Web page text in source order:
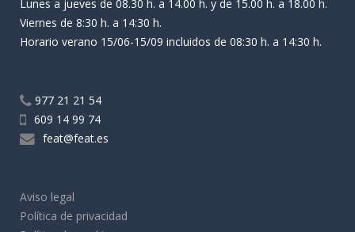
Lunes a jueves de 08.30 h. a 14.00 h. y de 15.00 h. a 18.00 h.
Viernes de 8:30 h. a 14:30 h.
Horario verano 15/06-15/09 incluidos de 08:30 h. a 14:30 h.
977 21 21 54
609 14 99 74
feat@feat.es
Aviso legal
Política de privacidad